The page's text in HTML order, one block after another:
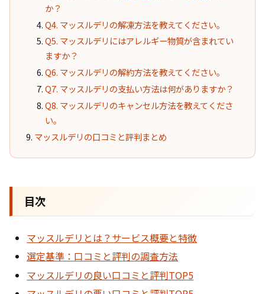
か？
Q4. マッスルデリの解凍方法を教えてください。
Q5. マッスルデリにはアレルギー物質が含まれてい
ますか？
Q6. マッスルデリの解約方法を教えてください。
Q7. マッスルデリの支払い方法は何がありますか？
Q8. マッスルデリのキャンセル方法を教えてくださ
い。
マッスルデリの口コミと評判まとめ
目次
マッスルデリとは？サービス概要と特徴
選定基準：口コミと評判の調査方法
マッスルデリの良い口コミと評判TOP5